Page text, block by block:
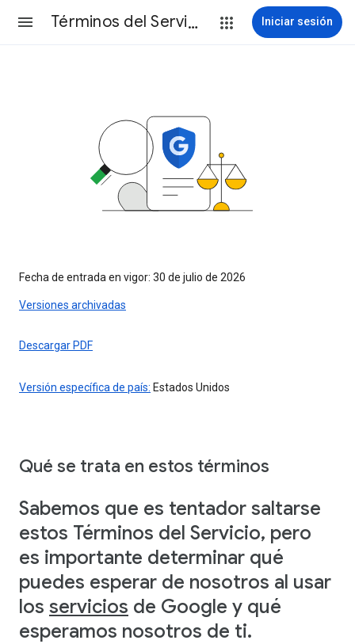
Términos del Servicio Iniciar sesión
Fecha de entrada en vigor: 30 de julio de 2026
Versiones archivadas
Descargar PDF
Versión específica de país: Estados Unidos
Qué se trata en estos términos
Sabemos que es tentador saltarse
estos Términos del Servicio, pero
es importante determinar qué
puedes esperar de nosotros al usar
los servicios de Google y qué
esperamos nosotros de ti.